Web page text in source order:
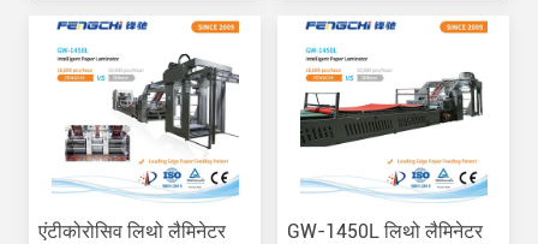
एंटीकोरोसिव लिथो लैमिनेटर
GW-1450L लिथो लैमिनेटर